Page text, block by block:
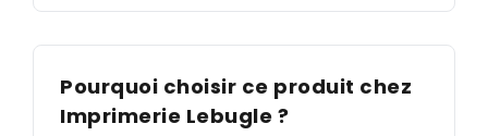
Tee-shirts Nouveau
Pourquoi choisir ce produit chez
Imprimerie Lebugle ?